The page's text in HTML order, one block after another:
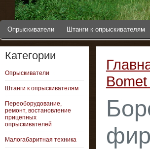
Опрыскиватели Штанги к опрыскивателям
Категории
Опрыскиватели
Штанги к опрыскивателям
Переоборудование,
ремонт, востановление
прицепных
опрыскивателей
Малогабаритная техника